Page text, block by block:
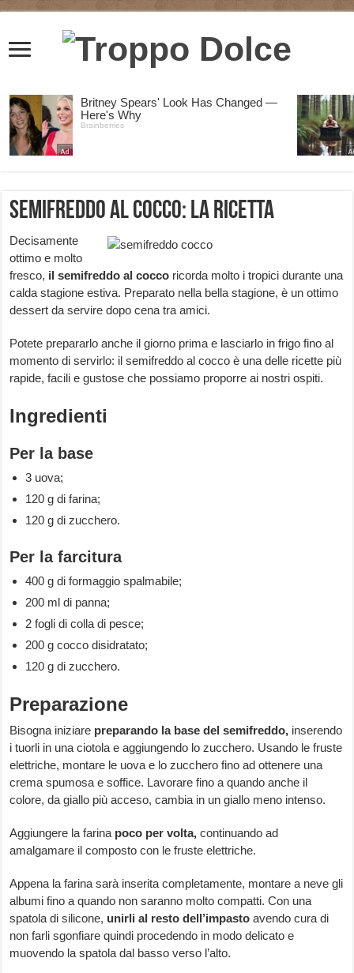
Semifreddo al cocco: la ricetta
Decisamente
ottimo e molto
fresco, il semifreddo al cocco ricorda molto i tropici durante una
calda stagione estiva. Preparato nella bella stagione, è un ottimo
dessert da servire dopo cena tra amici.
Potete prepararlo anche il giorno prima e lasciarlo in frigo fino al
momento di servirlo: il semifreddo al cocco è una delle ricette più
rapide, facili e gustose che possiamo proporre ai nostri ospiti.
Ingredienti
Per la base
3 uova;
120 g di farina;
120 g di zucchero.
Per la farcitura
400 g di formaggio spalmabile;
200 ml di panna;
2 fogli di colla di pesce;
200 g cocco disidratato;
120 g di zucchero.
Preparazione
Bisogna iniziare preparando la base del semifreddo, inserendo
i tuorli in una ciotola e aggiungendo lo zucchero. Usando le fruste
elettriche, montare le uova e lo zucchero fino ad ottenere una
crema spumosa e soffice. Lavorare fino a quando anche il
colore, da giallo più acceso, cambia in un giallo meno intenso.
Aggiungere la farina poco per volta, continuando ad
amalgamare il composto con le fruste elettriche.
Appena la farina sarà inserita completamente, montare a neve gli
albumi fino a quando non saranno molto compatti. Con una
spatola di silicone, unirli al resto dell’impasto avendo cura di
non farli sgonfiare quindi procedendo in modo delicato e
muovendo la spatola dal basso verso l’alto.